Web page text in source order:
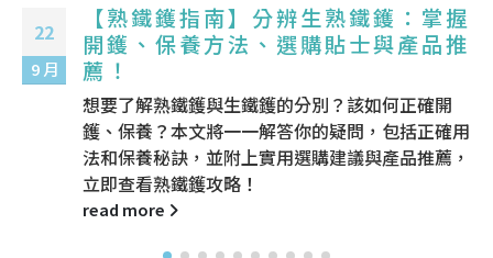
19
3 月
【抽濕機推薦】揭秘抽濕機原理和好
處｜附有抽濕機選購指南！
家中潮濕怎麼辦？本文將詳解抽濕機原理及功能，
帶你了解抽濕機選購要點，並提供高CP值抽濕機
推薦，讓你輕鬆挑選最適合的除濕機！立即查看
大、小型抽濕機推介！
read more